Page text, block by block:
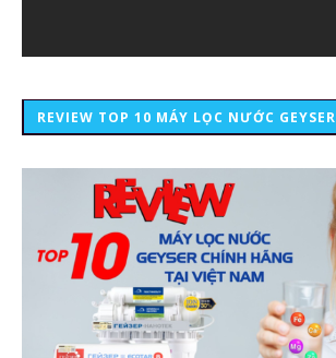
REVIEW TOP 10 MÁY LỌC NƯỚC GEYSER